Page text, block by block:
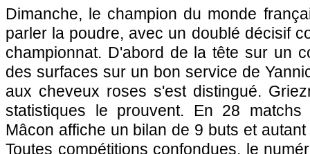
Dimanche, le champion du monde
parler la poudre, avec un doublé décisif
championnat. D'abord de la tête sur un
des surfaces sur un bon service de
aux cheveux roses s'est distingué.
statistiques le prouvent. En 28
Mâcon affiche un bilan de 9 buts et
Toutes compétitions confondues, le